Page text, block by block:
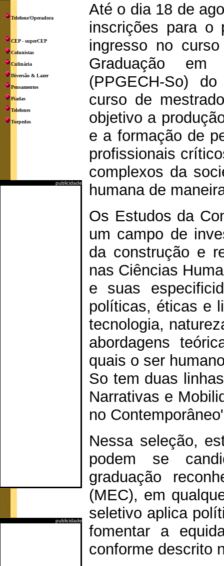
Telefone/Operadora
CEP - superCEP
Colunistas
Culinária
Diversão & Lazer
Pensamentos
Piadas
Telefones
Torpedos
publicidade
publicidade
Até o dia 18 de
inscrições para o
ingresso no
Graduação em
(PPGECH-So)
curso de
objetivo a
e a formação de
profissionais
complexos da
humana de
Os Estudos da
um campo de
da construção e
nas Ciências
e suas
políticas, éticas e
tecnologia,
abordagens
quais o ser
So tem duas
Narrativas e
no
Nessa seleção,
podem se
graduação
(MEC), em
seletivo aplica
fomentar a
conforme descrito